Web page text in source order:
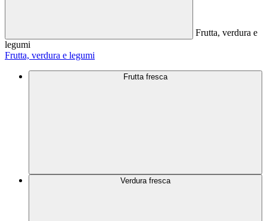
Frutta, verdura e
legumi
Frutta, verdura e legumi
Frutta fresca
Verdura fresca